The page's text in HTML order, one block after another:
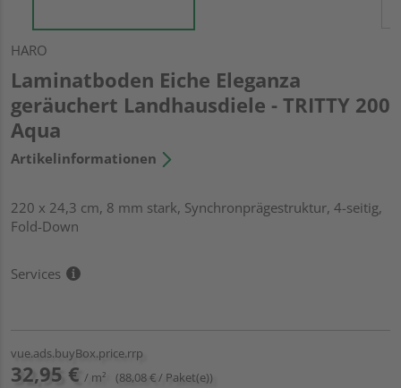
HARO
Laminatboden Eiche Eleganza
geräuchert Landhausdiele - TRITTY 200
Aqua
Artikelinformationen
220 x 24,3 cm, 8 mm stark, Synchronprägestruktur, 4-seitig,
Fold-Down
Services
vue.ads.buyBox.price.rrp
32,95 € / m² (88,08 € / Paket(e))